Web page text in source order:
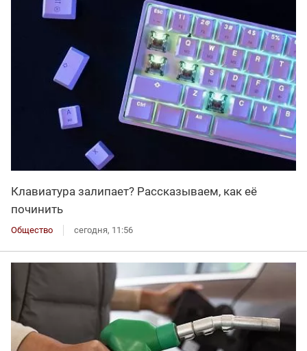
Клавиатура залипает? Рассказываем, как её
починить
Общество сегодня, 11:56